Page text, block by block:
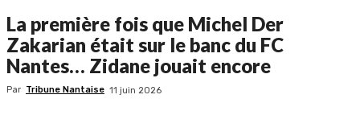
La première fois que Michel Der
Zakarian était sur le banc du FC
Nantes… Zidane jouait encore
Par Tribune Nantaise 11 juin 2026